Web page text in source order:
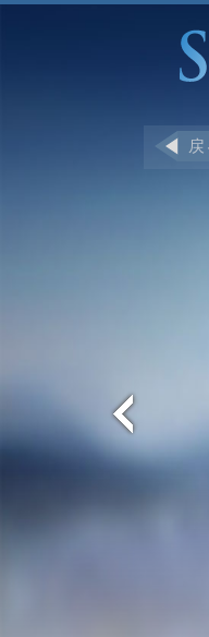
戻